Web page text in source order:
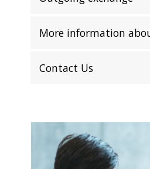
More information
Contact Us